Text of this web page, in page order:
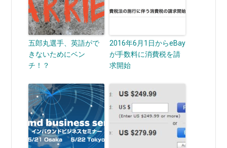
五郎丸選手、英語がで
きないためにベン
チ！？
2016年6月1日からeBay
が手数料に消費税を請
求開始